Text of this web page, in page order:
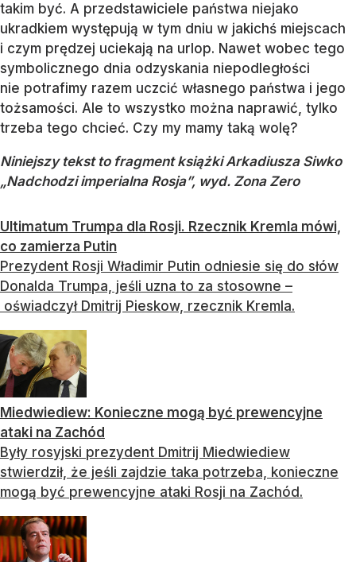
takim być. A przedstawiciele państwa niejako
ukradkiem występują w tym dniu w jakichś miejscach
i czym prędzej uciekają na urlop. Nawet wobec tego
symbolicznego dnia odzyskania niepodległości
nie potrafimy razem uczcić własnego państwa i jego
tożsamości. Ale to wszystko można naprawić, tylko
trzeba tego chcieć. Czy my mamy taką wolę?
Niniejszy tekst to fragment książki Arkadiusza Siwko
„Nadchodzi imperialna Rosja”, wyd. Zona Zero
Ultimatum Trumpa dla Rosji. Rzecznik Kremla mówi,
co zamierza Putin
Prezydent Rosji Władimir Putin odniesie się do słów
Donalda Trumpa, jeśli uzna to za stosowne –
oświadczył Dmitrij Pieskow, rzecznik Kremla.
Miedwiediew: Konieczne mogą być prewencyjne
ataki na Zachód
Były rosyjski prezydent Dmitrij Miedwiediew
stwierdził, że jeśli zajdzie taka potrzeba, konieczne
mogą być prewencyjne ataki Rosji na Zachód.